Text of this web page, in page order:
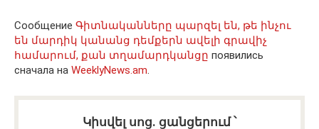
Сообщение Գիտնականները պարզել են, թե ինչու
են մարդիկ կանանց դեմքերն ավելի գրավիչ
համարում, քան տղամարդկանցը появились
сначала на WeeklyNews.am.
Կիսվել սոց․ ցանցերում ՝